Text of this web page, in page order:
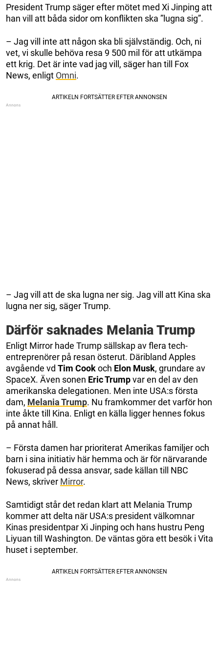
President Trump säger efter mötet med Xi Jinping att
han vill att båda sidor om konflikten ska ”lugna sig”.
– Jag vill inte att någon ska bli självständig. Och, ni
vet, vi skulle behöva resa 9 500 mil för att utkämpa
ett krig. Det är inte vad jag vill, säger han till Fox
News, enligt Omni.
– Jag vill att de ska lugna ner sig. Jag vill att Kina ska
lugna ner sig, säger Trump.
Därför saknades Melania Trump
Enligt Mirror hade Trump sällskap av flera tech-
entreprenörer på resan österut. Däribland Apples
avgående vd Tim Cookoch Elon Musk, grundare av
SpaceX. Även sonen Eric Trumpvar en del av den
amerikanska delegationen. Men inte USA:s första
dam, Melania Trump. Nu framkommer det varför hon
inte åkte till Kina. Enligt en källa ligger hennes fokus
på annat håll.
– Första damen har prioriterat Amerikas familjer och
barn i sina initiativ här hemma och är för närvarande
fokuserad på dessa ansvar, sade källan till NBC
News, skriver Mirror.
Samtidigt står det redan klart att Melania Trump
kommer att delta när USA:s president välkomnar
Kinas presidentpar Xi Jinping och hans hustru Peng
Liyuan till Washington. De väntas göra ett besök i Vita
huset i september.